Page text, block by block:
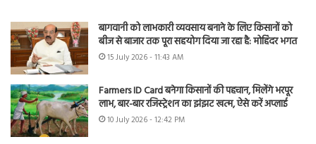
बागवानी को लाभकारी व्यवसाय बनाने के लिए किसानों को
बीज से बाजार तक पूरा सहयोग दिया जा रहा है: मोहिंदर भगत
15 July 2026 - 11:43 AM
Farmers ID Card बनेगा किसानों की पहचान, मिलेंगे भरपूर
लाभ, बार-बार रजिस्ट्रेशन का झंझट खत्म, ऐसे करें अप्लाई
10 July 2026 - 12:42 PM